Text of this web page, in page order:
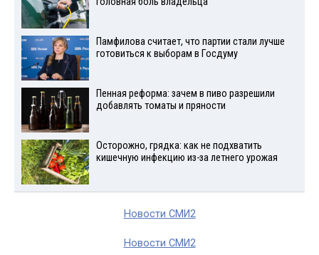
Памфилова считает, что партии стали лучше
готовиться к выборам в Госдуму
Пенная реформа: зачем в пиво разрешили
добавлять томаты и пряности
Осторожно, грядка: как не подхватить
кишечную инфекцию из-за летнего урожая
Новости СМИ2
Новости СМИ2